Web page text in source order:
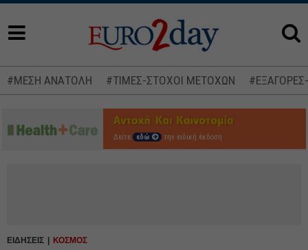
#ΜΕΣΗ ΑΝΑΤΟΛΗ #ΤΙΜΕΣ-ΣΤΟΧΟΙ ΜΕΤΟΧΩΝ
Δείτε εδώ την ειδική έκδοση
ΕΙΔΗΣΕΙΣ ΚΟΣΜΟΣ